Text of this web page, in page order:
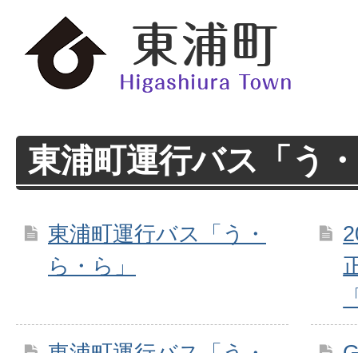
東浦町運行バス「う
東浦町運行バス「う・
ら・ら」